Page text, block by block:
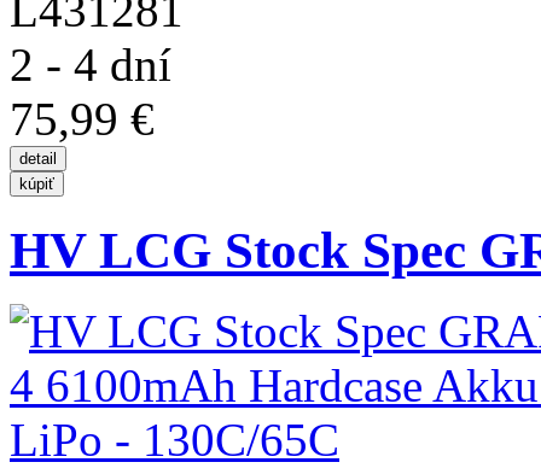
2 - 4 dní
75,99 €
HV LCG Stock Spec